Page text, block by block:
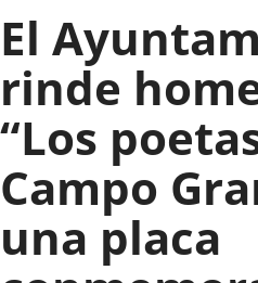
Valladolid
El
rinde
“Los
Campo
una placa